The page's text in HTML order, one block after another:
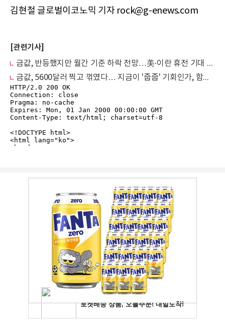
김현철 글로벌이코노믹 기자 rock@g-enews.com
[관련기사]
금값, 반등했지만 월간 기준 하락 전망…美·이란 휴전 기대 영향
금값, 5600달러 찍고 꺾였다… 지금이 '줍줍' 기회인가, 함정인가